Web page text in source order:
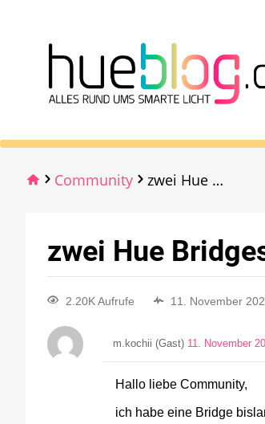
Community zwei Hue Bridges an unterschiedlichen Standorten
zwei Hue
2.20K Aufrufe 11. November
m.kochii (Gast) 11. November
Hallo liebe Community,
ich habe eine Bridge